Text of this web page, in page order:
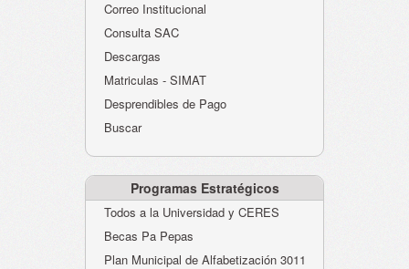
Instituciones Educativas
Despacho Secretaría
Evaluación desempeño
Humano-Cesantías
Correo Institucional
Consulta SAC
Descargas
Matriculas - SIMAT
Desprendibles de Pago
Buscar
Programas Estratégicos
Todos a la Universidad y CERES
Becas Pa Pepas
Plan Municipal de Alfabetización 3011